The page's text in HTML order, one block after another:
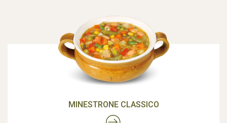
MINESTRONE CLASSICO